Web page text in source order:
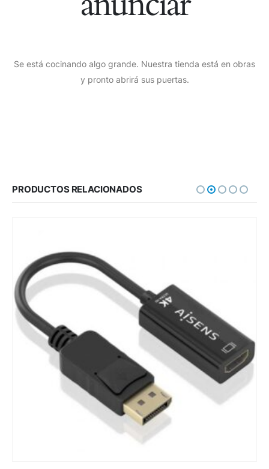
Se está cocinando algo grande. Nuestra tienda está en obras
y pronto abrirá sus puertas.
PRODUCTOS RELACIONADOS